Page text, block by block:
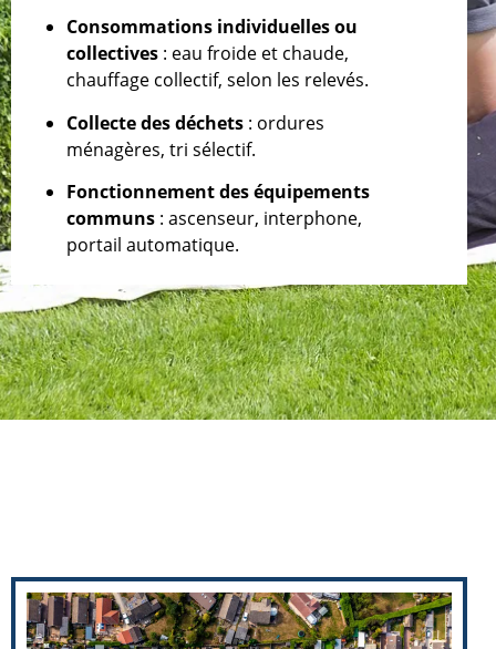
Consommations individuelles ou
collectives : eau froide et chaude,
chauffage collectif, selon les relevés.
Collecte des déchets : ordures
ménagères, tri sélectif.
Fonctionnement des équipements
communs : ascenseur, interphone,
portail automatique.